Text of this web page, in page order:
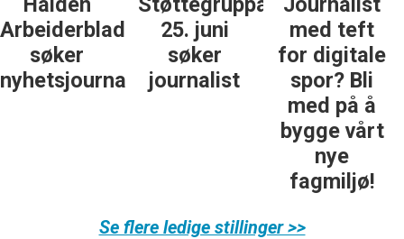
25. juni
søker
journalist
med teft
for digitale
spor? Bli
forum
søker
Se flere ledige stillinger >>